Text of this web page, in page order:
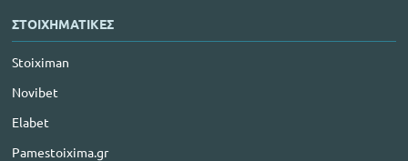
ΣΤΟΙΧΗΜΑΤΙΚΕΣ
Stoiximan
Novibet
Elabet
Pamestoixima.gr